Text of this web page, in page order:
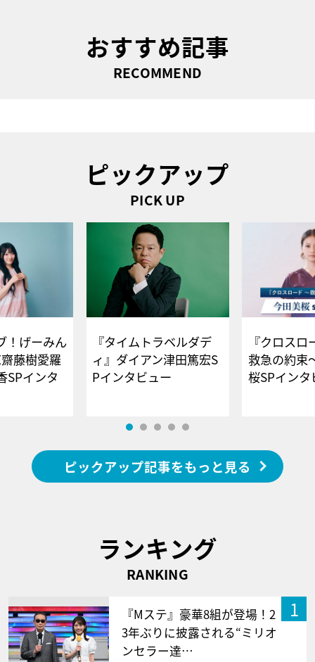
おすすめ記事
RECOMMEND
ピックアップ
PICK UP
！げーみん
藤樹愛羅
SPインタ
『タイムトラベルダデ
ィ』ダイアン津田篤宏S
Pインタビュー
『クロス
救急の約束
桜SPイ
ピックアップ記事をもっと見る
ランキング
RANKING
1
『Mステ』豪華8組が登場！2
3年ぶりに披露される“ミリオ
ンセラー達…